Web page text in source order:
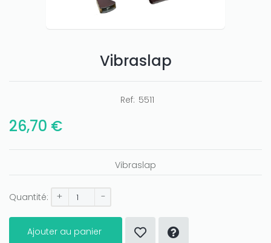
Vibraslap
Ref: 5511
26,70 €
Vibraslap
Quantité: + -
Ajouter au panier